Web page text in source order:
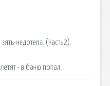
недотепа. (Часть2).
- в баню попал.